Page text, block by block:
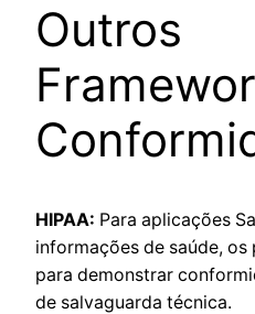
Outros
HIPAA: Para aplicações
informações de saúde, os
para demonstrar
de salvaguarda técnica.